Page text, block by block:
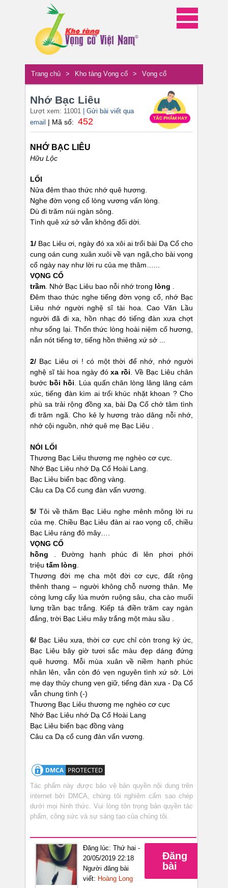
Trang chủ > Kho tàng Vọng cổ > Vọng cổ
Nhớ Bạc Liêu
Lượt xem: 11001
| Gửi bài viết qua
email | Mã số: 452
NHỚ BẠC LIÊU
Hữu Lộc
LỐI
Nửa đêm thao thức nhớ quê hương.
Nghe đờn vọng cổ lòng vương vấn lòng.
Dù đi trăm núi ngàn sông.
Tình quê xứ sở vẫn không đổi dời.
1/ Bạc Liêu ơi, ngày đó xa xôi ai trổi bài Dạ Cổ cho
cung oán cung xuân xuôi về vạn ngã,cho bài vọng
cổ ngày nay như lời ru của mẹ thâm…...
VỌNG CỔ
trầm. Nhớ Bạc Liêu bao nỗi nhớ trong lòng .
Đêm thao thức nghe tiếng đờn vọng cổ, nhớ Bạc
Liêu nhớ người nghệ sĩ tài hoa. Cao Văn Lầu
người đã đi xa, hồn nhạc đó tiếng đàn xưa chợt
như sống lại. Thổn thức lòng hoài niệm cố hương,
nắn nót tiếng tơ, tiếng hồn thiêng xứ sở ...
2/ Bạc Liêu ơi ! có một thời để nhớ, nhớ người
nghệ sĩ tài hoa ngày đóxa rồi. Về Bạc Liêu chân
bước bồi hồi. Lúa quấn chân lòng lâng lâng cảm
xúc, tiếng đàn kìm ai trổi khúc nhặt khoan ? Cho
phù sa trải rộng đồng xa, bài Dạ Cổ chở tâm tình
đi trăm ngã. Cho kẻ ly hương trào dâng nỗi nhớ,
nhớ cội nguồn, nhớ quê mẹ Bạc Liêu .
NÓI LỐI
Thương Bạc Liêu thương mẹ nghèo cơ cực.
Nhớ Bạc Liêu nhớ Dạ Cổ Hoài Lang.
Bạc Liêu biển bạc đồng vàng.
Câu ca Dạ Cổ cung đàn vấn vương.
5/ Tôi về thăm Bạc Liêu nghe mênh mông lời ru
của mẹ. Chiều Bạc Liêu đàn ai rao vọng cổ, chiều
Bạc Liêu ráng đỏ mây….
VỌNG CỔ
hồng . Đường hạnh phúc đi lên phơi phới
triệu tấm lòng.
Thương đời mẹ cha một đời cơ cực, đất rộng
thênh thang – người không chỗ nương thân. Mẹ
còng lưng cấy lúa mướn ruộng sâu, cha cào muối
lưng trần bạc trắng. Kiếp tá điền trăm cay ngàn
đắng, trời Bạc Liêu mây trắng một màu sầu .
6/ Bạc Liêu xưa, thời cơ cực chỉ còn trong ký ức,
Bạc Liêu bây giờ tươi sắc màu đẹp dáng đứng
quê hương. Mỗi mùa xuân về niềm hạnh phúc
nhân lên, vẫn còn đó vẹn nguyên tình xứ sở. Lời
mẹ dạy thủy chung vẹn giữ, tiếng đàn xưa - Dạ Cổ
vẫn chung tình (-)
Thương Bạc Liêu thương mẹ nghèo cơ cực
Nhớ Bạc Liêu nhớ Dạ Cổ Hoài Lang
Bạc Liêu biển bạc đồng vàng
Câu ca Dạ cổ cung đàn vấn vương.
Tác phẩm này được bảo vệ bản quyền nội dung trên
internet bởi DMCA, chúng tôi nghiêm cấm sao chép
dưới mọi hình thức. Vui lòng tôn trọng bản quyền tác
phẩm, công sức và sự sáng tạo của chúng tôi.
Đăng lúc: Thứ hai -
20/05/2019 22:18
Người đăng bài
viết: Hoàng Long
Đăng
bài